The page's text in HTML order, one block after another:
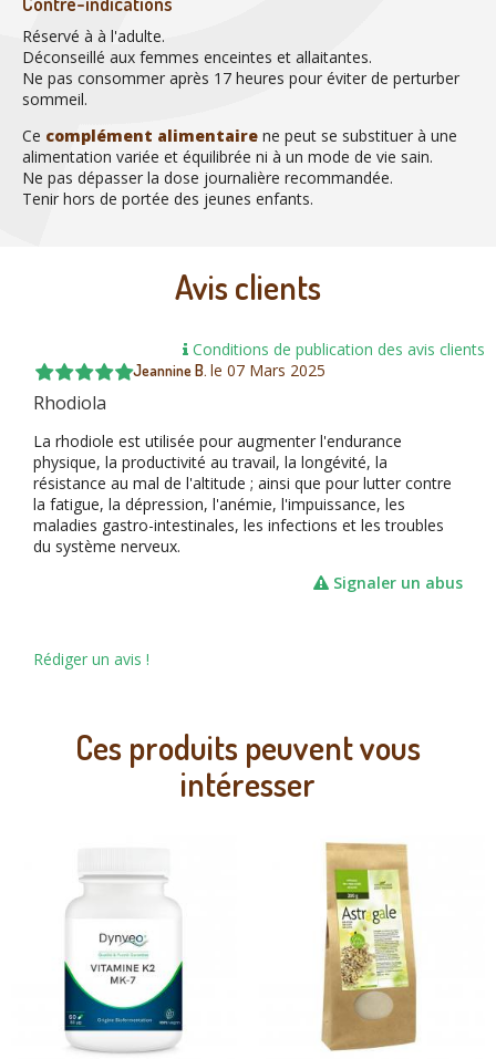
Réservé à à l'adulte.
Déconseillé aux femmes enceintes et allaitantes.
Ne pas consommer après 17 heures pour éviter de perturber
sommeil.
Ce complément alimentaire ne peut se substituer à une
alimentation variée et équilibrée ni à un mode de vie sain.
Ne pas dépasser la dose journalière recommandée.
Tenir hors de portée des jeunes enfants.
Avis clients
Conditions de publication des avis clients
Jeannine B. le 07 Mars 2025
Rhodiola
La rhodiole est utilisée pour augmenter l'endurance
physique, la productivité au travail, la longévité, la
résistance au mal de l'altitude ; ainsi que pour lutter contre
la fatigue, la dépression, l'anémie, l'impuissance, les
maladies gastro-intestinales, les infections et les troubles
du système nerveux.
Signaler un abus
Rédiger un avis !
Ces produits peuvent vous
intéresser